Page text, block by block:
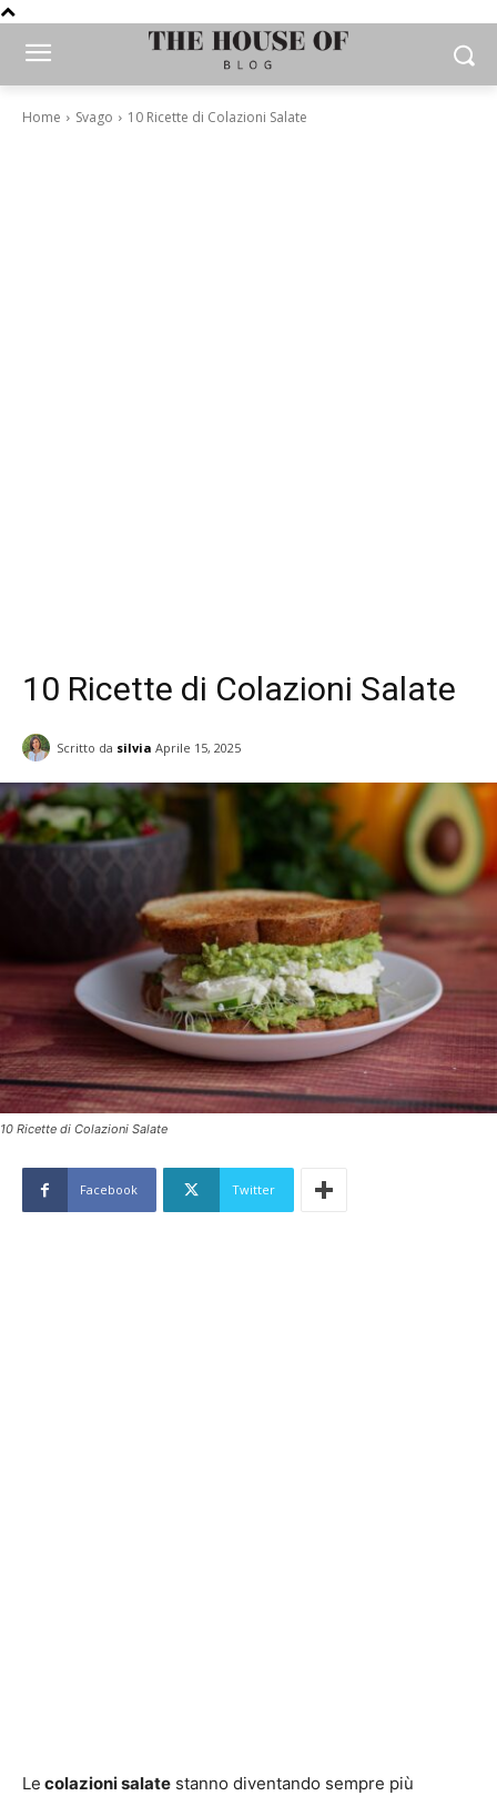
Home Svago 10 Ricette di Colazioni Salate
10 Ricette di Colazioni Salate
Scritto da silvia Aprile 15, 2025
10 Ricette di Colazioni Salate
Facebook Twitter
Le colazioni salate stanno diventando sempre più